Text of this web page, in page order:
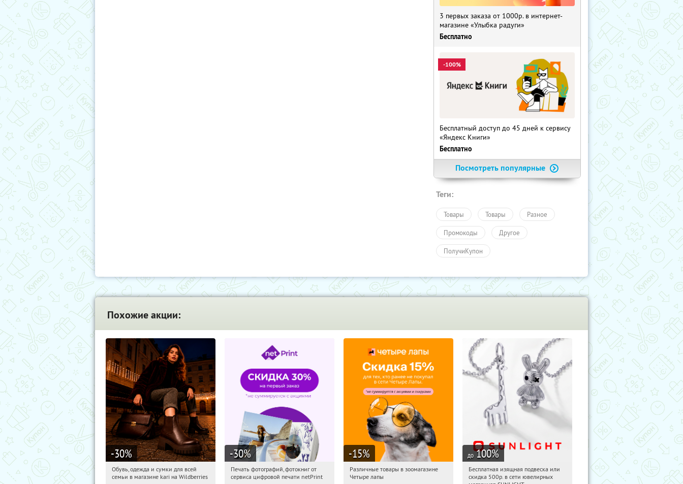
3 первых заказа от 1000р. в интернет-
магазине «Улыбка радуги»
Бесплатно
-100%
Бесплатный доступ до 45 дней к сервису
«Яндекс Книги»
Бесплатно
Посмотреть популярные
Теги:
Товары Товары Разное
Промокоды Другое
ПолучиКупон
Похожие акции:
-30%
10:20:55 Получили:
Обувь, одежда и сумки для всей
семьи в магазине kari на Wildberries
-30%
10:20:55 Получили:
Печать фотографий, фотокниг от
сервиса цифровой печати netPrint
-15%
10:20:55
Получи первым!
Различные товары в зоомагазине
Четыре лапы
до 100%
10:20:55 Получили:
Бесплатная изящная подвеска или
скидка 500р. в сети ювелирных